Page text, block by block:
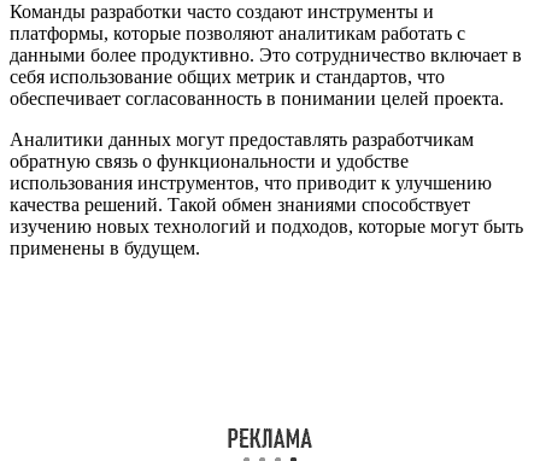
Команды разработки часто создают инструменты и
платформы, которые позволяют аналитикам работать с
данными более продуктивно. Это сотрудничество включает в
себя использование общих метрик и стандартов, что
обеспечивает согласованность в понимании целей проекта.
Аналитики данных могут предоставлять разработчикам
обратную связь о функциональности и удобстве
использования инструментов, что приводит к улучшению
качества решений. Такой обмен знаниями способствует
изучению новых технологий и подходов, которые могут быть
применены в будущем.